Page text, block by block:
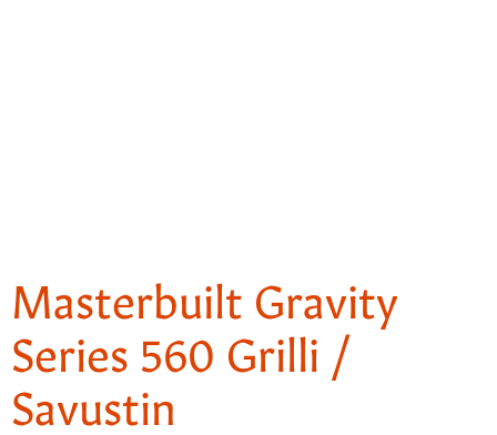
Masterbuilt Gravity
Series 560 Grilli /
Savustin